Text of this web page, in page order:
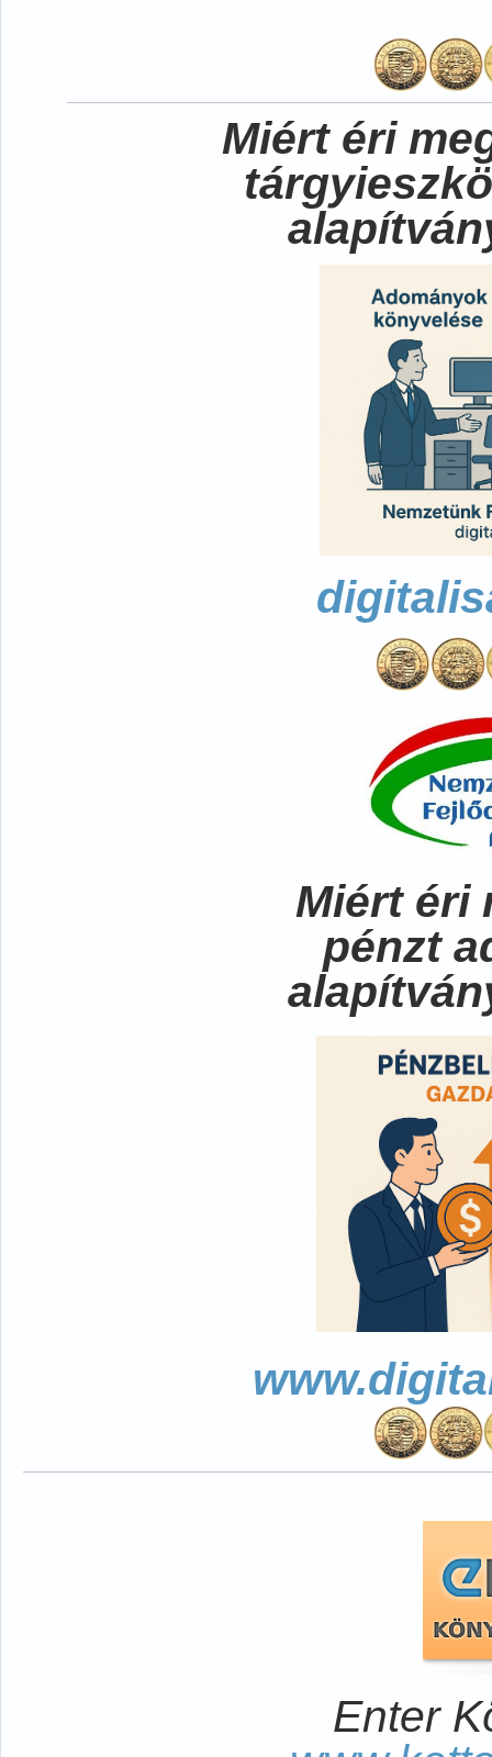
Miért éri
Miért éri
pénzt
Enter